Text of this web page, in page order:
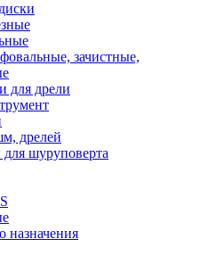
зачистные,
для дрели
дрелей
шуруповерта
назначения